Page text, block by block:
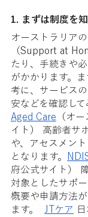
1. まずは制度を
オーストラリア
（Support at
たり、手続きや
がかかります。
考に、サービス
安などを確認して
Aged Care （オ
イト） 高齢者サ
や、アセスメン
となります。
府公式サイト）
対象としたサポ
概要や申請方法
ます。
JTケア